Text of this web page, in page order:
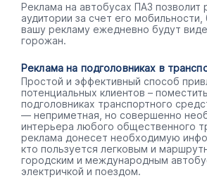
Реклама на автобусах ПАЗ позволит
аудитории за счет его
вашу рекламу ежедневно будут
горожан.
Реклама на подголовниках в
Простой и эффективный способ
потенциальных клиентов –
подголовниках транспортного
— неприметная, но совершенно
интерьера любого общественного
реклама донесет необходимую
кто пользуется легковым и
городским и международным
электричкой и поездом.